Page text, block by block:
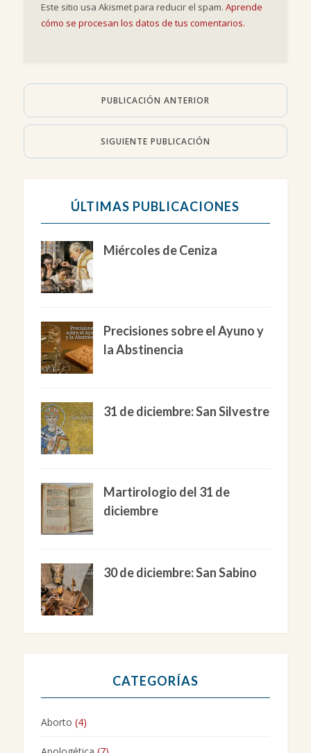
Este sitio usa Akismet para reducir el spam. Aprende
cómo se procesan los datos de tus comentarios.
PUBLICACIÓN ANTERIOR
SIGUIENTE PUBLICACIÓN
ÚLTIMAS PUBLICACIONES
Miércoles de Ceniza
Precisiones sobre el Ayuno y
la Abstinencia
31 de diciembre: San Silvestre
Martirologio del 31 de
diciembre
30 de diciembre: San Sabino
CATEGORÍAS
Aborto (4)